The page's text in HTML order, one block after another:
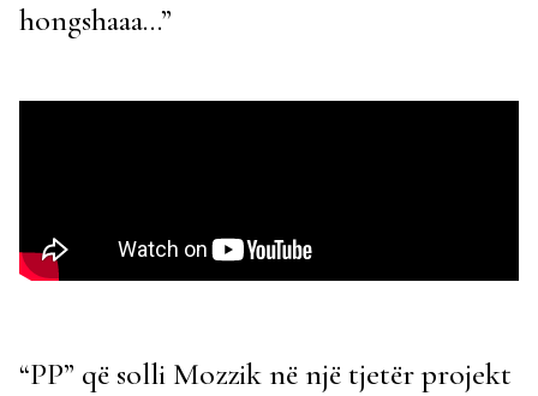
hongshaaa…”
“PP” që solli Mozzik në një tjetër projekt